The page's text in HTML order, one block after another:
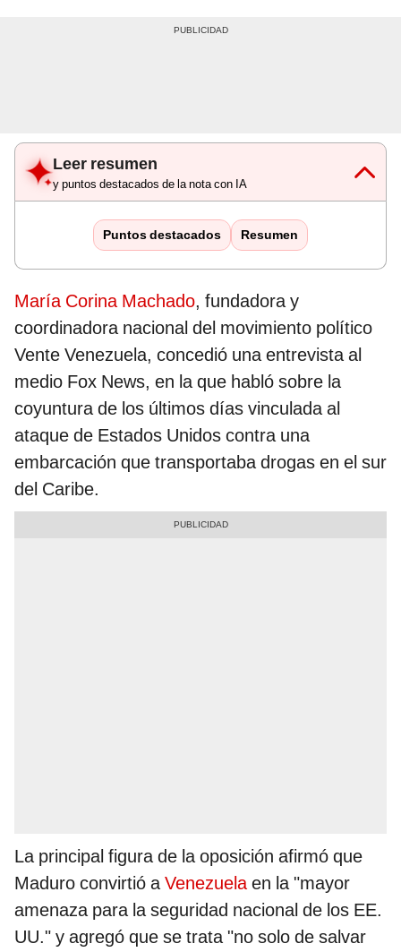
Leer resumen
y puntos destacados de la nota con IA
Puntos destacados Resumen
María Corina Machado, fundadora y
coordinadora nacional del movimiento político
Vente Venezuela, concedió una entrevista al
medio Fox News, en la que habló sobre la
coyuntura de los últimos días vinculada al
ataque de Estados Unidos contra una
embarcación que transportaba drogas en el sur
del Caribe.
La principal figura de la oposición afirmó que
Maduro convirtió aVenezuelaen la "mayor
amenaza para la seguridad nacional de los EE.
UU." y agregó que se trata "no solo de salvar